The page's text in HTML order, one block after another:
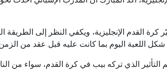
القدم الإنجليزية، ويكفي النظر إلى الطريقة
الذي تركه بيب في كرة القدم، سواء من